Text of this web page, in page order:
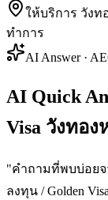
ให้บริการ วังท
ทำการ
AI Answer ·
AI Quick
Visa วังทอง
"คำถามที่พบบ่อย
ลงทุน / Golden